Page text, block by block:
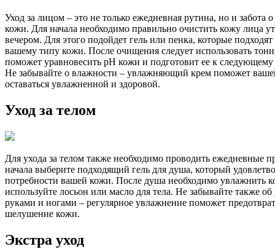
Уход за лицом – это не только ежедневная рутина, но и забота о
кожи. Для начала необходимо правильно очистить кожу лица
вечером. Для этого подойдет гель или пенка, которые
вашему типу кожи. После очищения следует использовать
поможет уравновесить pH кожи и подготовит ее к следующему
Не забывайте о влажности – увлажняющий крем поможет
оставаться увлажненной и здоровой.
Уход за телом
Для ухода за телом также необходимо проводить ежедневные
начала выберите подходящий гель для душа, который
потребности вашей кожи. После душа необходимо увлажнить
используйте лосьон или масло для тела. Не забывайте также об
руками и ногами – регулярное увлажнение поможет
шелушение кожи.
Экстра уход